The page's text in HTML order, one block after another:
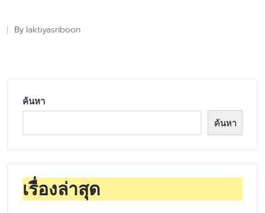
Posted
By laktiyasriboon
ค้นหา
ค้นหา
เรื่องล่าสุด